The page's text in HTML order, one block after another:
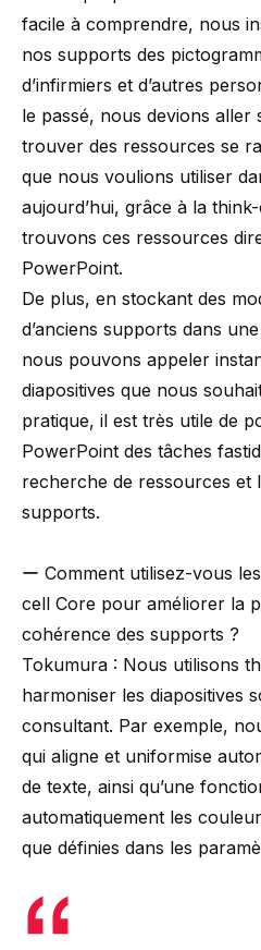
facile à comprendre, nous
nos supports des
d’infirmiers et d’autres
le passé, nous devions
trouver des ressources se
que nous voulions utiliser
aujourd’hui, grâce à la
trouvons ces ressources
PowerPoint.
De plus, en stockant des
d’anciens supports dans
nous pouvons appeler
diapositives que nous
pratique, il est très utile de
PowerPoint des tâches
recherche de ressources et
supports.
ー Comment utilisez-vous
cell Core pour améliorer la
cohérence des supports ?
Tokumura : Nous utilisons
harmoniser les diapositives
consultant. Par exemple,
qui aligne et uniformise
de texte, ainsi qu’une
automatiquement les
que définies dans les